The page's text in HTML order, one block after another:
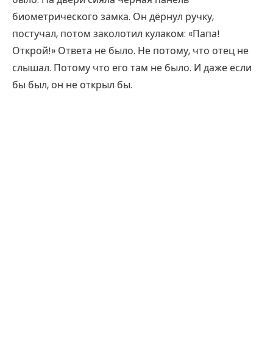
биометрического замка. Он дёрнул ручку,
постучал, потом заколотил кулаком: «Папа!
Открой!» Ответа не было. Не потому, что отец не
слышал. Потому что его там не было. И даже если
бы был, он не открыл бы.